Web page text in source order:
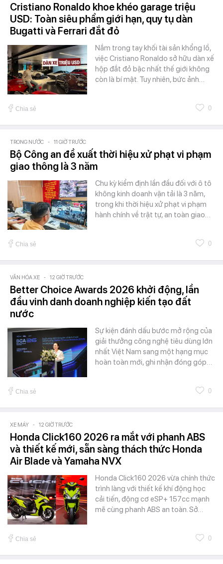
Cristiano Ronaldo khoe khéo garage triệu
USD: Toàn siêu phẩm giới hạn, quy tụ dàn
Bugatti và Ferrari đắt đỏ
Nắm trong tay khối tài sản khổng lồ,
việc Cristiano Ronaldo sở hữu dàn xế
hộp đắt đỏ bậc nhất thế giới không
còn là bí mật. Tuy nhiên, bức ảnh…
Chia sẻ 0
TRONG NƯỚC - 11 GIỜ TRƯỚC
Bộ Công an đề xuất thời hiệu xử phạt vi phạm
giao thông là 3 năm
Chu kỳ kiểm định lần đầu đối với ô tô
không kinh doanh vận tải là 3 năm,
trong khi thời hiệu xử phạt vi phạm
hành chính về trật tự, an toàn giao…
Chia sẻ 0
VĂN HÓA XE - 12 GIỜ TRƯỚC
Better Choice Awards 2026 khởi động, lần
đầu vinh danh doanh nghiệp kiến tạo đất
nước
Sự kiện đánh dấu bước mở rộng của
giải thưởng công nghệ tiêu dùng lớn
nhất Việt Nam sang một hạng mục
hoàn toàn mới, ghi nhận đóng góp…
Chia sẻ 0
XE MÁY - 12 GIỜ TRƯỚC
Honda Click160 2026 ra mắt với phanh ABS
và thiết kế mới, sẵn sàng thách thức Honda
Air Blade và Yamaha NVX
Honda Click160 2026 vừa chính thức
trình làng với thiết kế khí động học
cải tiến, động cơ eSP+ 157cc mạnh
mẽ cùng phanh ABS an toàn. Sở…
Chia sẻ 0